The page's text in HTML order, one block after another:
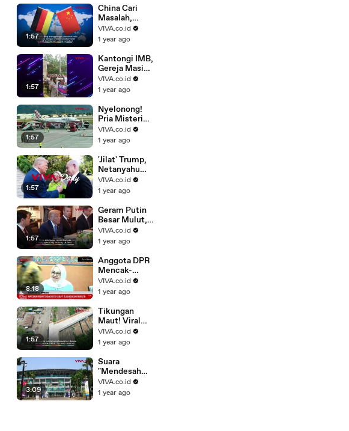
1:57
China Cari
Masalah,
Jerman
Meradang
Laser
VIVA.co.id
1 year ago
1:57
Kantongi IMB,
Gereja Masih
Ditolak Warga
Muslim di
VIVA.co.id
1 year ago
1:57
Nyelonong!
Pria Misterius
Tewas
Tersedot
Pesawat
VIVA.co.id
1 year ago
1:57
'Jilat' Trump,
Netanyahu
Beraksi
Konyol di
VIVA.co.id
1 year ago
1:57
Geram Putin
Besar Mulut,
Trump Bantu
Ukraina
Hidup
VIVA.co.id
1 year ago
8:18
Anggota DPR
Mencak-
mencak
Telkomsel
"Rampas"
Sisa..
VIVA.co.id
1 year ago
1:57
Tikungan
Maut! Viral
Flyover 90
Derajat di
VIVA.co.id
1 year ago
3:09
Suara
"Mendesah
Wanita" Tiba-
Tiba
VIVA.co.id
1 year ago